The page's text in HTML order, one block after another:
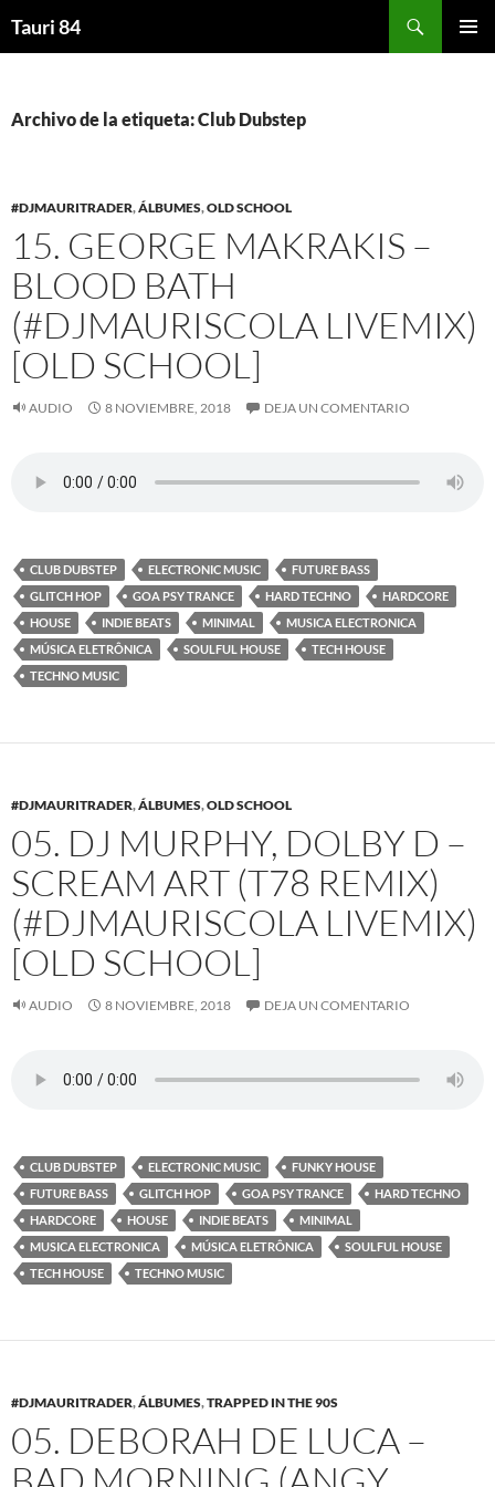
Tauri 84
Archivo de la etiqueta: Club Dubstep
#DJMAURITRADER,ÁLBUMES,OLD SCHOOL
15. GEORGE MAKRAKIS –
BLOOD BATH
(#DJMAURISCOLA LIVEMIX)
[OLD SCHOOL]
AUDIO 8 NOVIEMBRE, 2018 DEJA UN COMENTARIO
CLUB DUBSTEP ELECTRONIC MUSIC
FUTURE BASS
GLITCH HOP
GOA PSY TRANCE HARD TECHNO
HARDCORE
HOUSE
INDIE BEATS MINIMAL
MUSICA ELECTRONICA
MÚSICA ELETRÔNICA
SOULFUL HOUSE
TECH HOUSE
TECHNO MUSIC
#DJMAURITRADER,ÁLBUMES,OLD SCHOOL
05. DJ MURPHY, DOLBY D –
SCREAM ART (T78 REMIX)
(#DJMAURISCOLA LIVEMIX)
[OLD SCHOOL]
AUDIO 8 NOVIEMBRE, 2018 DEJA UN COMENTARIO
CLUB DUBSTEP ELECTRONIC MUSIC
FUNKY HOUSE
FUTURE BASS
GLITCH HOP GOA PSY TRANCE
HARD TECHNO
HARDCORE
HOUSE INDIE BEATS
MINIMAL
MUSICA ELECTRONICA
MÚSICA ELETRÔNICA
SOULFUL HOUSE
TECH HOUSE
TECHNO MUSIC
#DJMAURITRADER,ÁLBUMES,TRAPPED IN THE 90S
05. DEBORAH DE LUCA –